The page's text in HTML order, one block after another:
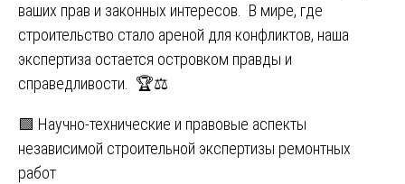
ваших прав и законных интересов. В мире, где
строительство стало ареной для конфликтов, наша
экспертиза остается островком правды и
справедливости. 🏆⚖️
Навигация
по
🟩 Научно-технические и правовые аспекты
независимой строительной экспертизы ремонтных
работ